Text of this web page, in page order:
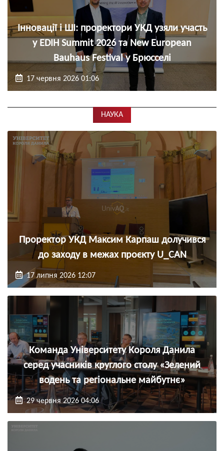
Інновації і ШІ: проректори УКД узяли участь
у EDIH Summit 2026 та New European
Bauhaus Festival у Брюсселі
17 червня 2026 01:06
НАУКА
Проректор УКД Максим Карпаш долучився
до заходу в межах проєкту U_CAN
17 липня 2026 12:07
Команда Університету Короля Данила
серед учасників круглого столу «Зелений
водень та регіональне майбутнє»
29 червня 2026 04:06